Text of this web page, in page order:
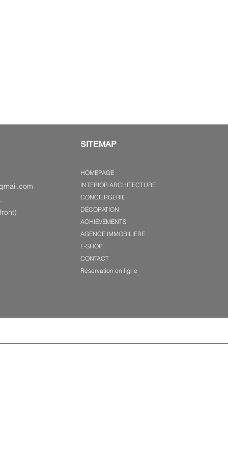
SITEMAP
HOMEPAGE
INTERIOR ARCHITECTURE
CONCIERGERIE
DÉCORATION
ACHIEVEMENTS
AGENCE IMMOBILIERE
E-SHOP
CONTACT
Réservation en ligne